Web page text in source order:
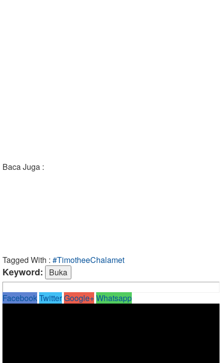
Baca Juga :
Tagged With : #TimotheeChalamet
Keyword:
FacebookTwitterGoogle+Whatsapp